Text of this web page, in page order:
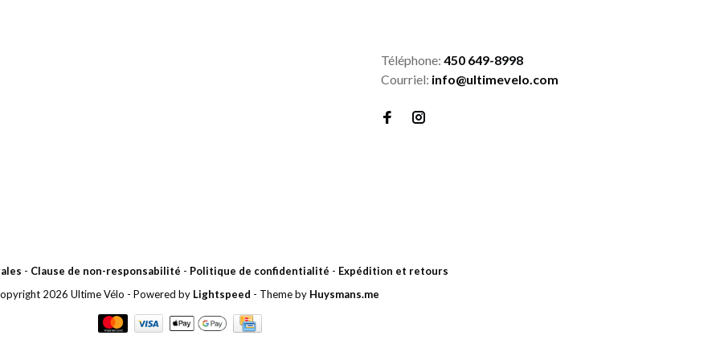
Téléphone: 450 649-8998
Courriel: info@ultimevelo.com
- Clause de non-responsabilité - Politique de confidentialité - Expédition et retours
2026 Ultime Vélo - Powered by Lightspeed - Theme by Huysmans.me